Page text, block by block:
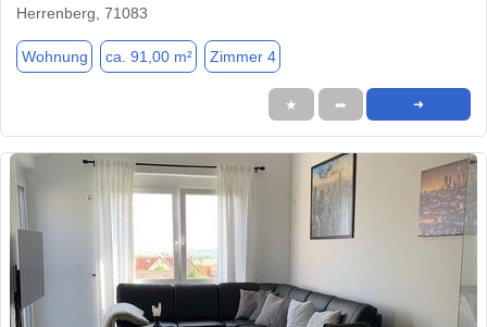
Herrenberg, 71083
Wohnung ca. 91,00 m² Zimmer 4
★ ➦ ➜